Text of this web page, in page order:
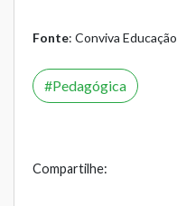
Fonte: Conviva Educação
Pedagógica
Compartilhe: